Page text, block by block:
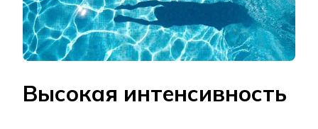
Высокая интенсивность